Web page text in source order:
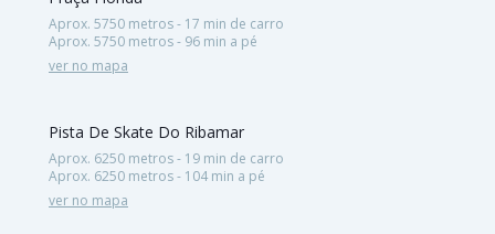
Aprox. 5750 metros - 17 min de carro
Aprox. 5750 metros - 96 min a pé
ver no mapa
Pista De Skate Do Ribamar
Aprox. 6250 metros - 19 min de carro
Aprox. 6250 metros - 104 min a pé
ver no mapa